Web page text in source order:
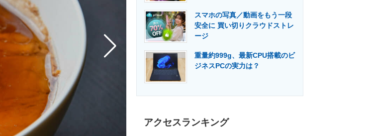
スマホの写真／動画をもう一段
安全に 買い切りクラウドストレ
ージ
重量約999g、最新CPU搭載のビ
ジネスPCの実力は？
アクセスランキング